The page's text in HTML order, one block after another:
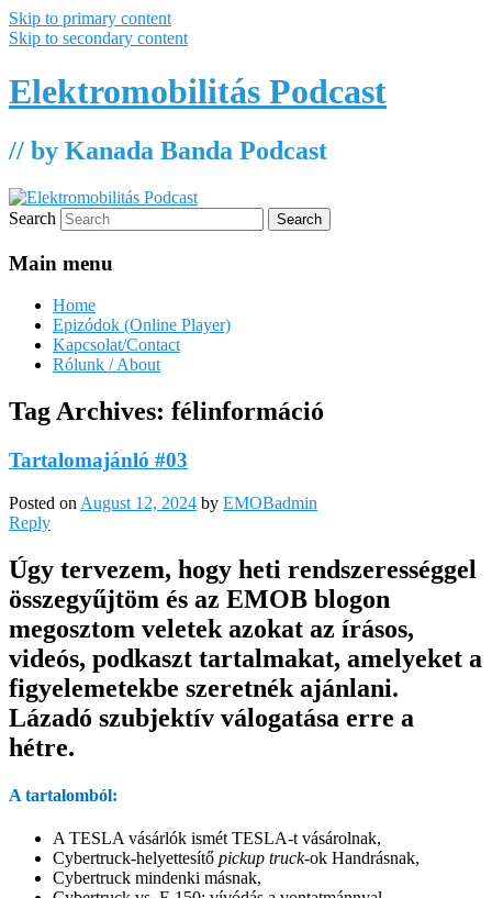
Skip to primary content
Skip to secondary content
Elektromobilitás Podcast
// by Kanada Banda Podcast
Search
Main menu
Home
Epizódok (Online Player)
Kapcsolat/Contact
Rólunk / About
Tag Archives: félinformáció
Tartalomajánló #03
Posted on August 12, 2024 by EMOBadmin
Reply
Úgy tervezem, hogy heti rendszerességgel
összegyűjtöm és az EMOB blogon
megosztom veletek azokat az írásos,
videós, podkaszt tartalmakat, amelyeket a
figyelemetekbe szeretnék ajánlani.
Lázadó szubjektív válogatása erre a
hétre.
A tartalomból:
A TESLA vásárlók ismét TESLA-t vásárolnak,
Cybertruck-helyettesítő pickup truck-ok Handrásnak,
Cybertruck mindenki másnak,